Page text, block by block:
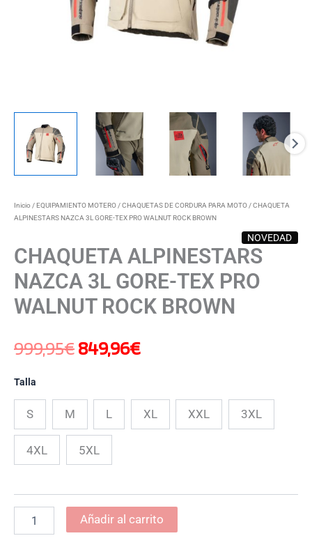
Inicio /EQUIPAMIENTO MOTERO /CHAQUETAS DE CORDURA PARA MOTO / CHAQUETA
ALPINESTARS NAZCA 3L GORE-TEX PRO WALNUT ROCK BROWN
NOVEDAD
CHAQUETA ALPINESTARS
NAZCA 3L GORE-TEX PRO
WALNUT ROCK BROWN
999,95€849,96€
Talla
S M L XL XXL 3XL
4XL 5XL
Añadir al carrito